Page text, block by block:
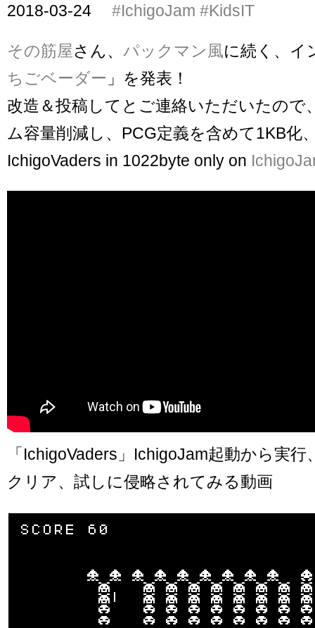
2018-03-24 #IchigoJam #KidsIT
その筋屋さん、 パックマン風に続く、イ
ちごベーダー 」を発表！
改造＆投稿してとご連絡いただいたので
ム容量削減し、PCG定義を含めて1KB化
IchigoVaders in 1022byte only on
「IchigoVaders」IchigoJam起動から実
クリア、試しに侵略されてみる動画